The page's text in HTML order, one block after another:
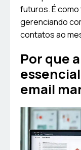
futuros. É
gerenciando
contatos ao
Por que
email